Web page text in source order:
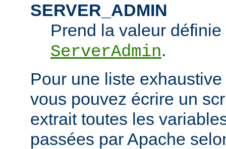
SERVER_ADMIN
Prend la valeur
ServerAdmin.
Pour une liste
vous pouvez écrire un
extrait toutes les
passées par Apache